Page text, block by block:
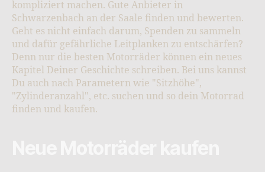
kompliziert machen. Gute Anbieter in
Schwarzenbach an der Saale finden und bewerten.
Geht es nicht einfach darum, Spenden zu sammeln
und dafür gefährliche Leitplanken zu entschärfen?
Denn nur die besten Motorräder können ein neues
Kapitel Deiner Geschichte schreiben. Bei uns kannst
Du auch nach Parametern wie "Sitzhöhe",
"Zylinderanzahl", etc. suchen und so dein Motorrad
finden und kaufen.